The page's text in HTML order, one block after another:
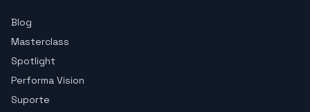
Blog
Masterclass
Spotlight
Performa Vision
Suporte